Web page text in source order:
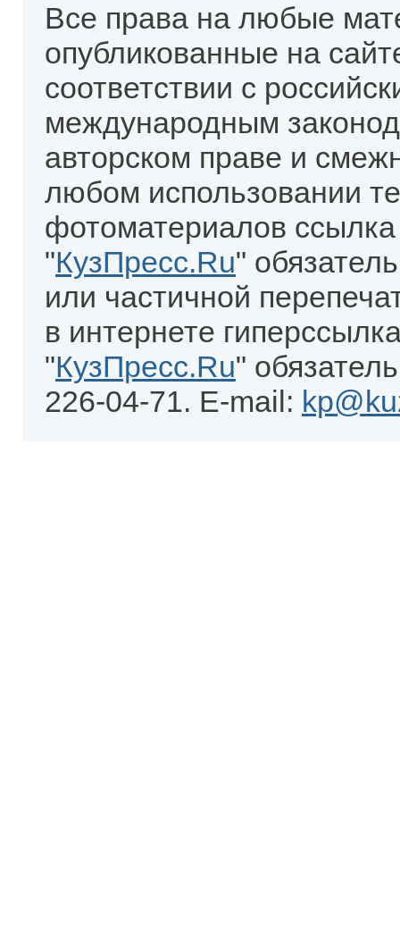
Все права на любые
опубликованные на
соответствии с
международным
авторском праве и
любом использовании
фотоматериалов
"КузПресс.Ru"
или частичной
в интернете
"КузПресс.Ru"
226-04-71. E-mail: